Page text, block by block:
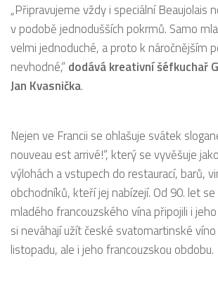
„Připravujeme vždy i speciální Beaujolais
v podobě jednodušších pokrmů. Samo
velmi jednoduché, a proto k náročnějším
nevhodné,“ dodává kreativní šéfkuchař
Jan Kvasnička.
Nejen ve Francii se ohlašuje svátek
nouveau est arrivé!“, který se vyvěšuje
výlohách a vstupech do restaurací, barů,
obchodníků, kteří jej nabízejí. Od 90. let
mladého francouzského vína připojili i
si neváhají užít české svatomartinské
listopadu, ale i jeho francouzskou obdobu.